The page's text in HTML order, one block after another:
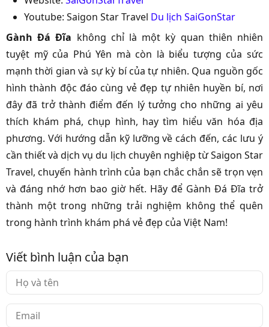
Youtube: Saigon Star Travel Du lịch SaiGonStar
Gành Đá Đĩa không chỉ là một kỳ quan thiên nhiên
tuyệt mỹ của Phú Yên mà còn là biểu tượng của sức
mạnh thời gian và sự kỳ bí của tự nhiên. Qua nguồn gốc
hình thành độc đáo cùng vẻ đẹp tự nhiên huyền bí, nơi
đây đã trở thành điểm đến lý tưởng cho những ai yêu
thích khám phá, chụp hình, hay tìm hiểu văn hóa địa
phương. Với hướng dẫn kỹ lưỡng về cách đến, các lưu ý
cần thiết và dịch vụ du lịch chuyên nghiệp từ Saigon Star
Travel, chuyến hành trình của bạn chắc chắn sẽ trọn vẹn
và đáng nhớ hơn bao giờ hết. Hãy để Gành Đá Đĩa trở
thành một trong những trải nghiệm không thể quên
trong hành trình khám phá vẻ đẹp của Việt Nam!
Viết bình luận của bạn